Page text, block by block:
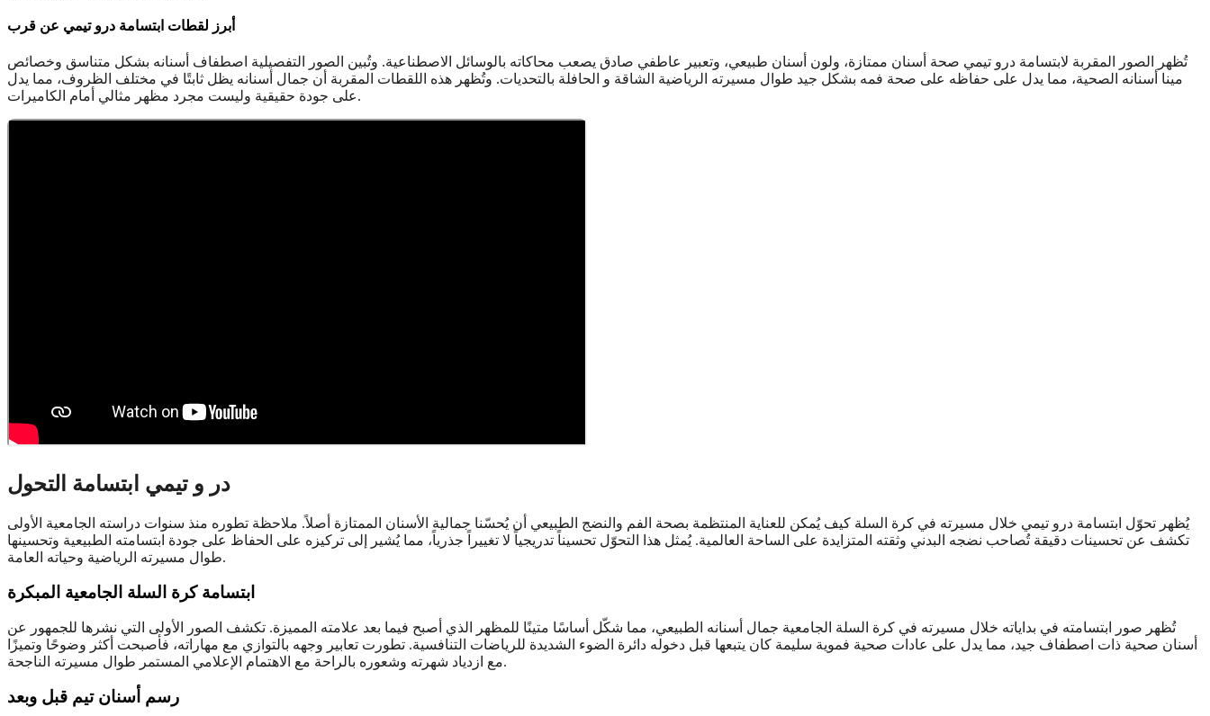
أبرز لقطات ابتسامة درو تيمي عن قرب
تُظهر الصور المقربة لابتسامة درو تيمي صحة أسنان ممتازة، ولون أسنان طبيعي، وتعبير عاطفي صادق يصعب محاكاته بالوسائل الاصطناعية. وتُبين الصور التفصيلية اصطفاف أسنانه بشكل متناسق وخصائص
مينا أسنانه الصحية، مما يدل على حفاظه على صحة فمه بشكل جيد طوال مسيرته الرياضية الشاقة و الحافلة بالتحديات. وتُظهر هذه اللقطات المقربة أن جمال أسنانه يظل ثابتًا في مختلف الظروف، مما يدل
على جودة حقيقية وليست مجرد مظهر مثالي أمام الكاميرات.
در و تيمي ابتسامة التحول
يُظهر تحوّل ابتسامة درو تيمي خلال مسيرته في كرة السلة كيف يُمكن للعناية المنتظمة بصحة الفم والنضج الطبيعي أن يُحسّنا جمالية الأسنان الممتازة أصلاً. ملاحظة تطوره منذ سنوات دراسته الجامعية الأولى
تكشف عن تحسينات دقيقة تُصاحب نضجه البدني وثقته المتزايدة على الساحة العالمية. يُمثل هذا التحوّل تحسيناً تدريجياً لا تغييراً جذرياً، مما يُشير إلى تركيزه على الحفاظ على جودة ابتسامته الطبيعية وتحسينها
طوال مسيرته الرياضية وحياته العامة.
ابتسامة كرة السلة الجامعية المبكرة
تُظهر صور ابتسامته في بداياته خلال مسيرته في كرة السلة الجامعية جمال أسنانه الطبيعي، مما شكّل أساسًا متينًا للمظهر الذي أصبح فيما بعد علامته المميزة. تكشف الصور الأولى التي نشرها للجمهور عن
أسنان صحية ذات اصطفاف جيد، مما يدل على عادات صحية فموية سليمة كان يتبعها قبل دخوله دائرة الضوء الشديدة للرياضات التنافسية. تطورت تعابير وجهه بالتوازي مع مهاراته، فأصبحت أكثر وضوحًا وتميزًا
مع ازدياد شهرته وشعوره بالراحة مع الاهتمام الإعلامي المستمر طوال مسيرته الناجحة.
رسم أسنان تيم قبل وبعد